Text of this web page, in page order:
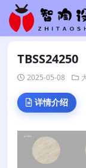
TBSS24250
2025-05-08
详情介绍